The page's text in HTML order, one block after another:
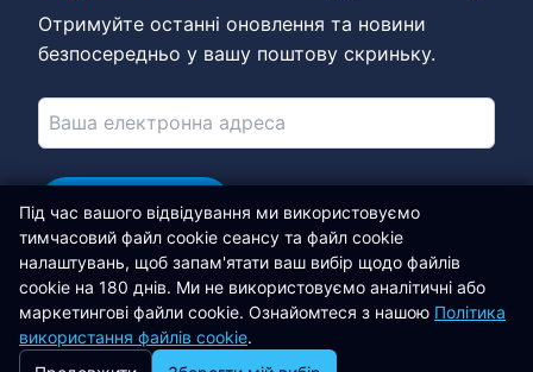
Отримуйте останні оновлення та новини
безпосередньо у вашу поштову скриньку.
Підписатися
Підключайтеся в LinkedIn
Libertas Software Research Ltd
Adrian Sweeney
Під час вашого відвідування ми використовуємо
тимчасовий файл cookie сеансу та файл cookie
налаштувань, щоб запам'ятати ваш вибір щодо файлів
cookie на 180 днів. Ми не використовуємо аналітичні або
маркетингові файли cookie. Ознайомтеся з нашою Політика
використання файлів cookie.